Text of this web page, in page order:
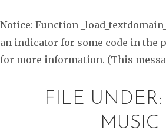
Notice: Function
an indicator for some code in the
for more information. (This
FILE
MUSIC